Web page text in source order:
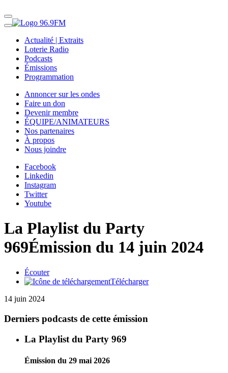
Actualité | Extraits
Loterie Radio
Podcasts
Émissions
Programmation
Annoncer sur les ondes
Faire un don
Devenir membre
ÉQUIPE/ANIMATEURS
Nos partenaires
À propos
Nous joindre
Facebook
Linkedin
Instagram
Twitter
Youtube
La Playlist du Party
969Émission du 14 juin 2024
Écouter
Télécharger
14 juin 2024
Derniers podcasts de cette émission
La Playlist du Party 969
Émission du 29 mai 2026